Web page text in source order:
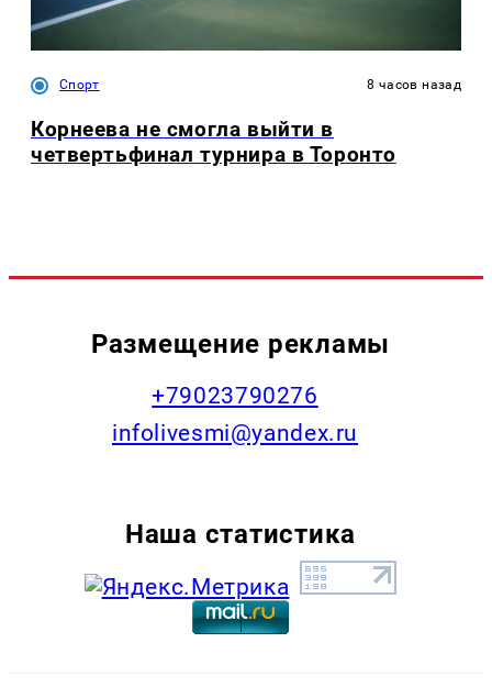
Спорт 8 часов назад
Корнеева не смогла выйти в
четвертьфинал турнира в Торонто
Размещение рекламы
+79023790276
infolivesmi@yandex.ru
Наша статистика